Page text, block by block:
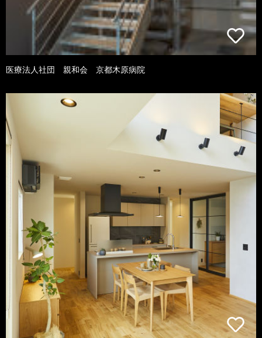
医療法人社団 親和会 京都木原病院